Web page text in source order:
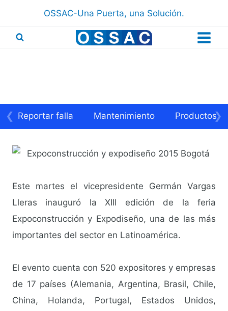
contenido
OSSAC-Una Puerta, una Solución.
Reportar falla Mantenimiento Productos
❮ ❯
Este martes el vicepresidente Germán Vargas
Lleras inauguró la XIII edición de la feria
Expoconstrucción y Expodiseño, una de las más
importantes del sector en Latinoamérica.
El evento cuenta con 520 expositores y empresas
de 17 países (Alemania, Argentina, Brasil, Chile,
China, Holanda, Portugal, Estados Unidos,